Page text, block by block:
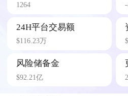
1264
24H平台交易额
$116.23万
风险储备金
$92.21亿